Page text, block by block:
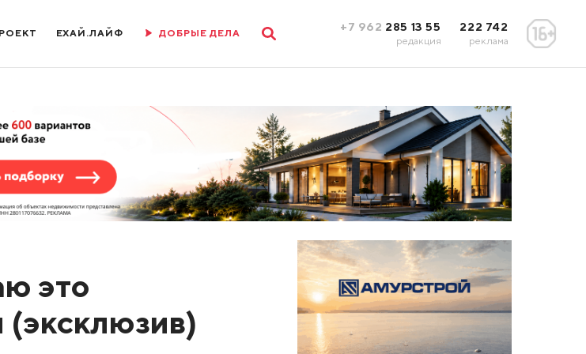
ЕХАЙ.ЛАЙФ ДОБРЫЕ ДЕЛА +7 962 285 13 55
редакция
222 742
реклама
это
(эксклюзив)